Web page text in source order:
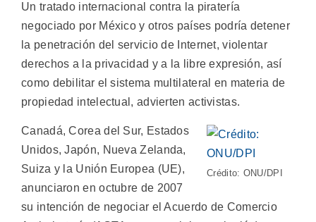
Un tratado internacional contra la piratería
negociado por México y otros países podría detener
la penetración del servicio de Internet, violentar
derechos a la privacidad y a la libre expresión, así
como debilitar el sistema multilateral en materia de
propiedad intelectual, advierten activistas.
Crédito: ONU/DPI
Canadá, Corea del Sur, Estados
Unidos, Japón, Nueva Zelanda,
Suiza y la Unión Europea (UE),
anunciaron en octubre de 2007
su intención de negociar el Acuerdo de Comercio